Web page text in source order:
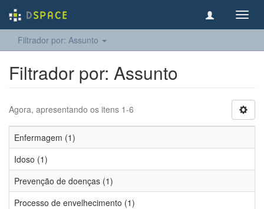
Filtrador por: Assunto
Filtrador por: Assunto
Agora, apresentando os itens 1-6
Enfermagem (1)
Idoso (1)
Prevenção de doenças (1)
Processo de envelhecimento (1)